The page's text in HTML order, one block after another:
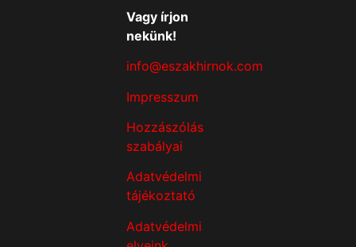
Vagy írjon
nekünk!
info@eszakhirnok.com
Impresszum
Hozzászólás
szabályai
Adatvédelmi
tájékoztató
Adatvédelmi